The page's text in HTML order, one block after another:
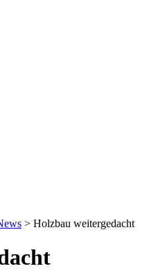
> Holzbau weitergedacht